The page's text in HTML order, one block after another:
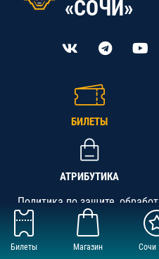
Билеты Магазин Сочи
«СОЧИ»
БИЛЕТЫ
АТРИБУТИКА
Политика по защите,
АНО «СК «Кубань-